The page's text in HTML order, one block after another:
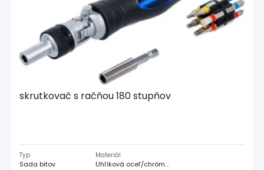
materiál
Zľava
skrutkovač s račňou 180 stupňov
Typ
Sada bitov
Materiál
Uhlíková oceľ/chróm-vanádiová oceľ